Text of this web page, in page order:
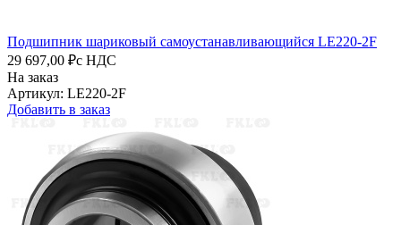
Подшипник шариковый самоустанавливающийся LE220-2F
29 697,00 ₽с НДС
На заказ
Артикул: LE220-2F
Добавить в заказ